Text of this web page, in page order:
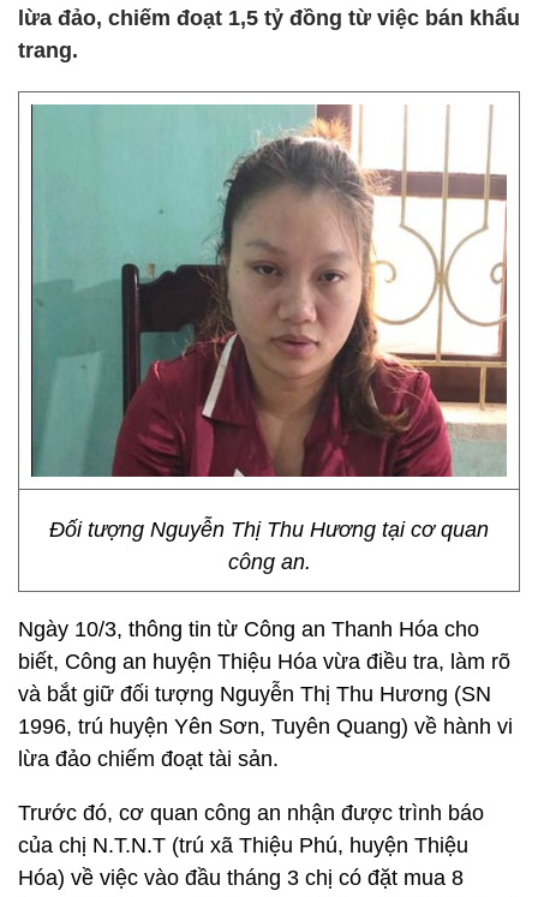
lừa đảo, chiếm đoạt 1,5 tỷ đồng từ việc bán khẩu
trang.
Đối tượng Nguyễn Thị Thu Hương tại cơ quan
công an.
Ngày 10/3, thông tin từ Công an Thanh Hóa cho
biết, Công an huyện Thiệu Hóa vừa điều tra, làm rõ
và bắt giữ đối tượng Nguyễn Thị Thu Hương (SN
1996, trú huyện Yên Sơn, Tuyên Quang) về hành vi
lừa đảo chiếm đoạt tài sản.
Trước đó, cơ quan công an nhận được trình báo
của chị N.T.N.T (trú xã Thiệu Phú, huyện Thiệu
Hóa) về việc vào đầu tháng 3 chị có đặt mua 8